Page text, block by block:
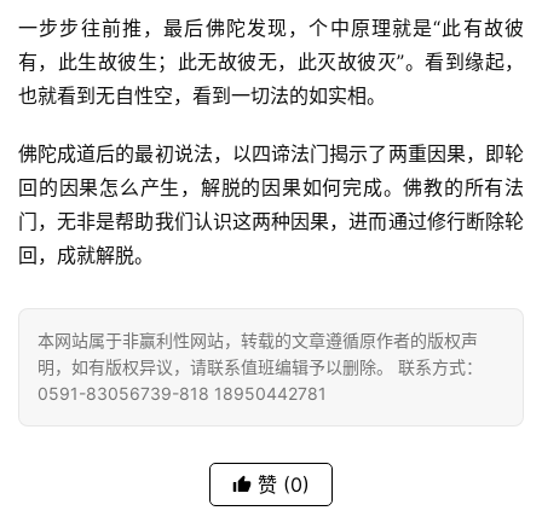
点
僧
音
高
僧
访
谈
菩
提
一步步往前推，最后佛陀发现，个中原理就是“此有故彼
有，此生故彼生；此无故彼无，此灭故彼灭”。看到缘起，
也就看到无自性空，看到一切法的如实相。
佛陀成道后的最初说法，以四谛法门揭示了两重因果，即轮
回的因果怎么产生，解脱的因果如何完成。佛教的所有法
门，无非是帮助我们认识这两种因果，进而通过修行断除轮
回，成就解脱。
本网站属于非赢利性网站，转载的文章遵循原作者的版权声
明，如有版权异议，请联系值班编辑予以删除。 联系方式：
0591-83056739-818 18950442781
赞 (0)